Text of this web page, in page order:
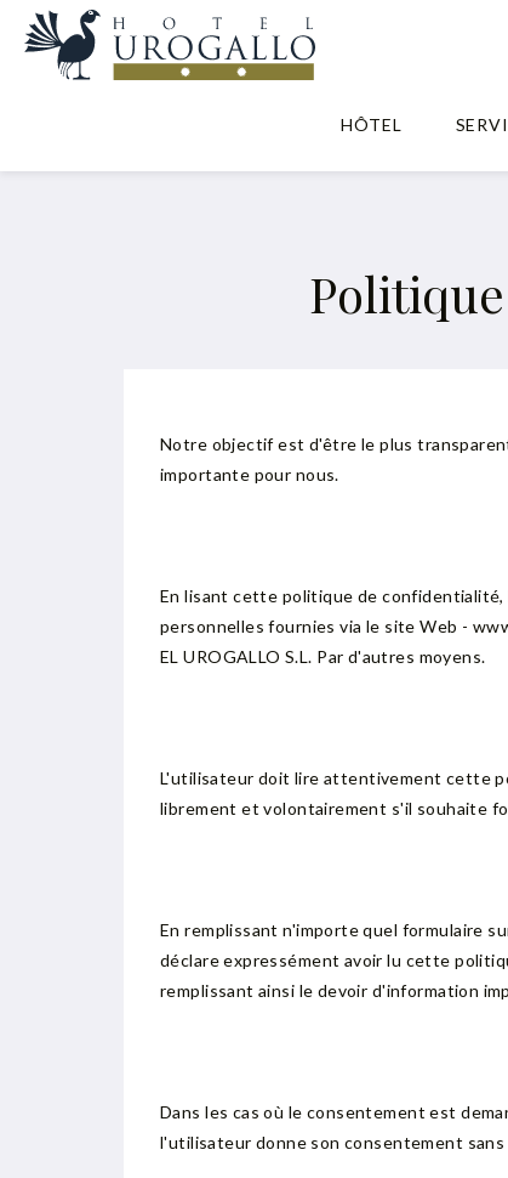
HÔTEL
Notre objectif est d'être le plus
importante pour nous.
En lisant cette politique de confidentialité,
personnelles fournies via le site Web -
EL UROGALLO S.L. Par d'autres moyens.
L'utilisateur doit lire attentivement cette
librement et volontairement s'il souhaite
En remplissant n'importe quel formulaire
déclare expressément avoir lu cette
remplissant ainsi le devoir d'information
Dans les cas où le consentement est
l'utilisateur donne son consentement